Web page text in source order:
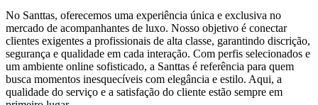
No Santtas, oferecemos uma experiência única e exclusiva no
mercado de acompanhantes de luxo. Nosso objetivo é conectar
clientes exigentes a profissionais de alta classe, garantindo discrição,
segurança e qualidade em cada interação. Com perfis selecionados e
um ambiente online sofisticado, a Santtas é referência para quem
busca momentos inesquecíveis com elegância e estilo. Aqui, a
qualidade do serviço e a satisfação do cliente estão sempre em